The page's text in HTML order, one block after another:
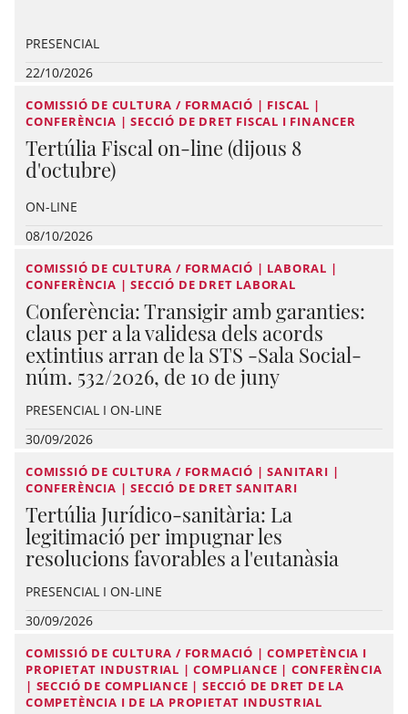
PRESENCIAL
22/10/2026
COMISSIÓ DE CULTURA / FORMACIÓ | FISCAL |
CONFERÈNCIA | SECCIÓ DE DRET FISCAL I FINANCER
Tertúlia Fiscal on-line (dijous 8
d'octubre)
ON-LINE
08/10/2026
COMISSIÓ DE CULTURA / FORMACIÓ | LABORAL |
CONFERÈNCIA | SECCIÓ DE DRET LABORAL
Conferència: Transigir amb garanties:
claus per a la validesa dels acords
extintius arran de la STS -Sala Social-
núm. 532/2026, de 10 de juny
PRESENCIAL I ON-LINE
30/09/2026
COMISSIÓ DE CULTURA / FORMACIÓ | SANITARI |
CONFERÈNCIA | SECCIÓ DE DRET SANITARI
Tertúlia Jurídico-sanitària: La
legitimació per impugnar les
resolucions favorables a l'eutanàsia
PRESENCIAL I ON-LINE
30/09/2026
COMISSIÓ DE CULTURA / FORMACIÓ | COMPETÈNCIA I
PROPIETAT INDUSTRIAL | COMPLIANCE | CONFERÈNCIA
| SECCIÓ DE COMPLIANCE | SECCIÓ DE DRET DE LA
COMPETÈNCIA I DE LA PROPIETAT INDUSTRIAL